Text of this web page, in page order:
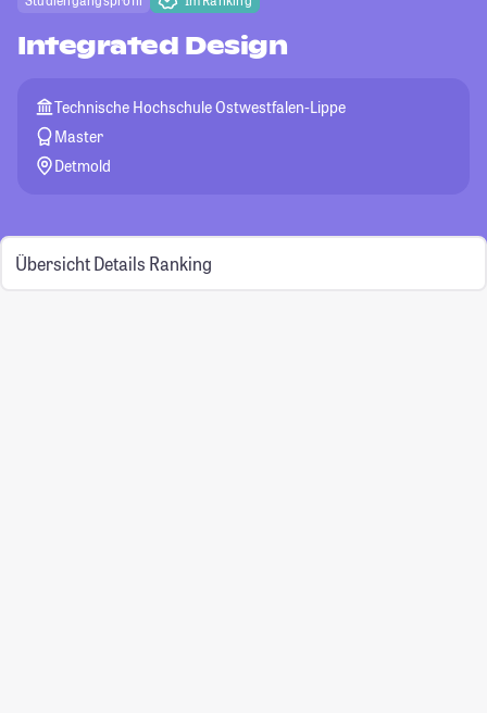
Integrated Design
Technische Hochschule Ostwestfalen-Lippe
Master
Detmold
Übersicht Details Ranking